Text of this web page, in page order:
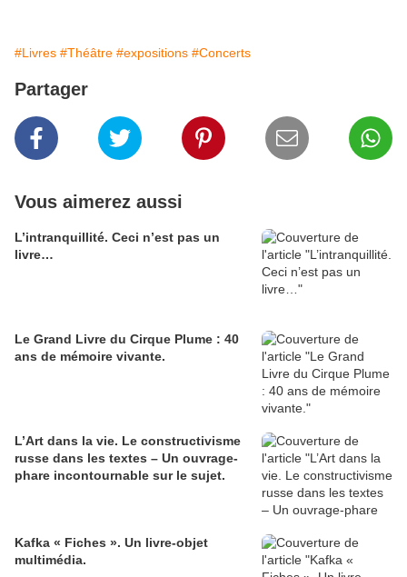
#Livres #Théâtre #expositions #Concerts
Partager
Vous aimerez aussi
L’intranquillité. Ceci n’est pas un
livre…
Le Grand Livre du Cirque Plume : 40
ans de mémoire vivante.
L’Art dans la vie. Le constructivisme
russe dans les textes – Un ouvrage-
phare incontournable sur le sujet.
Kafka « Fiches ». Un livre-objet
multimédia.